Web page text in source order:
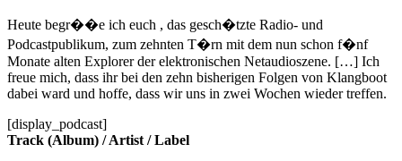
Heute begr��e ich euch , das gesch�tzte Radio- und
Podcastpublikum, zum zehnten T�rn mit dem nun schon f�nf
Monate alten Explorer der elektronischen Netaudioszene. […] Ich
freue mich, dass ihr bei den zehn bisherigen Folgen von Klangboot
dabei ward und hoffe, dass wir uns in zwei Wochen wieder treffen.
[display_podcast]
Track (Album) / Artist / Label